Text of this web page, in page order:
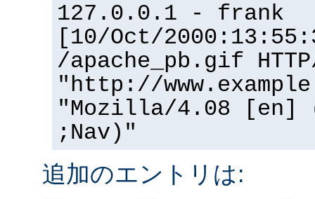
127.0.0.1 - frank
[10/Oct/
/apache_pb.gif
"http://
"Mozilla/4.08 [en]
;Nav)"
追加のエントリは: